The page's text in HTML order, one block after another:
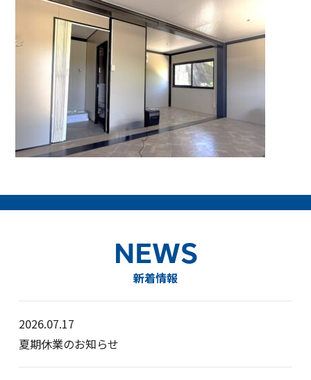
NEWS
新着情報
2026.07.17
夏期休業のお知らせ